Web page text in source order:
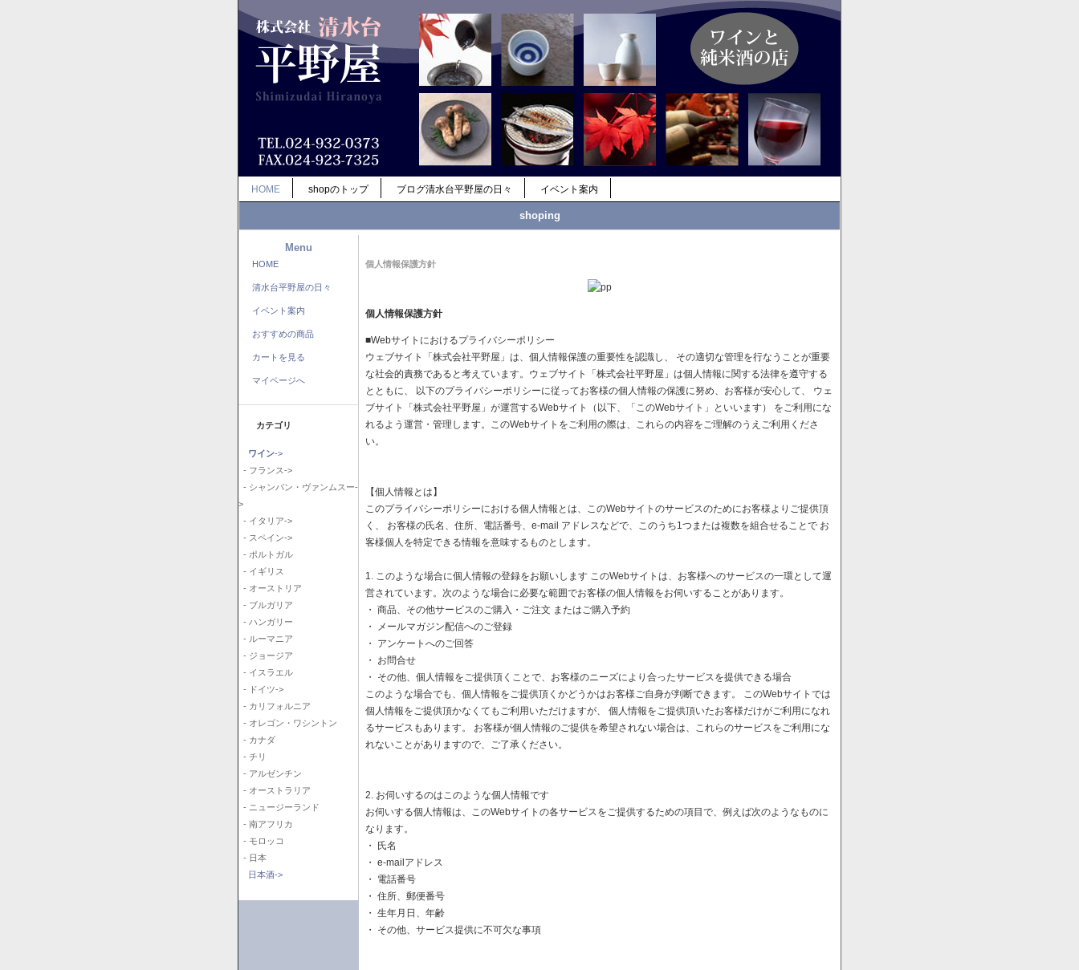
HOME shopのトップ ブログ清水台平野屋の日々 イベント案内
shoping
Menu
HOME
清水台平野屋の日々
イベント案内
おすすめの商品
カートを見る
マイページへ
カテゴリ
ワイン->
- フランス->
- シャンパン・ヴァンムスー-
>
- イタリア->
- スペイン->
- ポルトガル
- イギリス
- オーストリア
- ブルガリア
- ハンガリー
- ルーマニア
- ジョージア
- イスラエル
- ドイツ->
- カリフォルニア
- オレゴン・ワシントン
- カナダ
- チリ
- アルゼンチン
- オーストラリア
- ニュージーランド
- 南アフリカ
- モロッコ
- 日本
日本酒->
個人情報保護方針
個人情報保護方針
■Webサイトにおけるプライバシーポリシー
ウェブサイト「株式会社平野屋」は、個人情報保護の重要性を認識し、 その適切な管理を行なうことが重要
な社会的責務であると考えています。ウェブサイト「株式会社平野屋」は個人情報に関する法律を遵守する
とともに、 以下のプライバシーポリシーに従ってお客様の個人情報の保護に努め、お客様が安心して、 ウェ
ブサイト「株式会社平野屋」が運営するWebサイト（以下、「このWebサイト」といいます） をご利用にな
れるよう運営・管理します。このWebサイトをご利用の際は、これらの内容をご理解のうえご利用くださ
い。
【個人情報とは】
このプライバシーポリシーにおける個人情報とは、このWebサイトのサービスのためにお客様よりご提供頂
く、 お客様の氏名、住所、電話番号、e-mail アドレスなどで、このうち1つまたは複数を組合せることで お
客様個人を特定できる情報を意味するものとします。
1. このような場合に個人情報の登録をお願いします このWebサイトは、お客様へのサービスの一環として運
営されています。次のような場合に必要な範囲でお客様の個人情報をお伺いすることがあります。
・ 商品、その他サービスのご購入・ご注文 またはご購入予約
・ メールマガジン配信へのご登録
・ アンケートへのご回答
・ お問合せ
・ その他、個人情報をご提供頂くことで、お客様のニーズにより合ったサービスを提供できる場合
このような場合でも、個人情報をご提供頂くかどうかはお客様ご自身が判断できます。 このWebサイトでは
個人情報をご提供頂かなくてもご利用いただけますが、 個人情報をご提供頂いたお客様だけがご利用になれ
るサービスもあります。 お客様が個人情報のご提供を希望されない場合は、これらのサービスをご利用にな
れないことがありますので、ご了承ください。
2. お伺いするのはこのような個人情報です
お伺いする個人情報は、このWebサイトの各サービスをご提供するための項目で、例えば次のようなものに
なります。
・ 氏名
・ e-mailアドレス
・ 電話番号
・ 住所、郵便番号
・ 生年月日、年齢
・ その他、サービス提供に不可欠な事項